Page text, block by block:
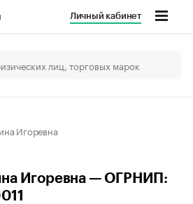
Личный кабинет
Игоревна
Игоревна — ОГРНИП: